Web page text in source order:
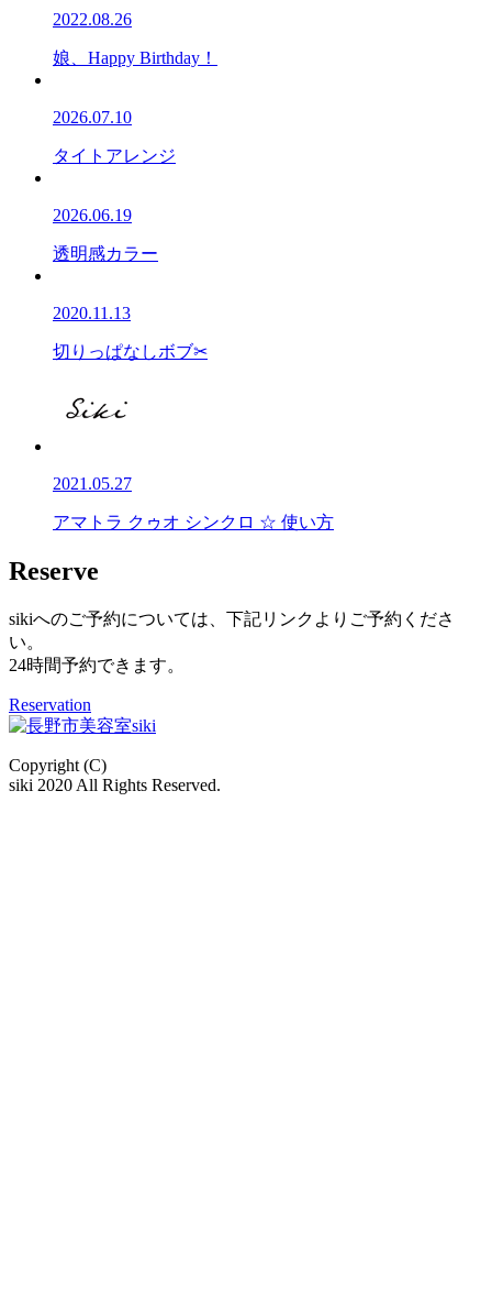
2022.08.26
娘、Happy Birthday！
2026.07.10
タイトアレンジ
2026.06.19
透明感カラー
2020.11.13
切りっぱなしボブ✂
2021.05.27
アマトラ クゥオ シンクロ ☆ 使い方
Reserve
sikiへのご予約については、下記リンクよりご予約くださ
い。
24時間予約できます。
Reservation
Copyright (C)
siki 2020 All Rights Reserved.